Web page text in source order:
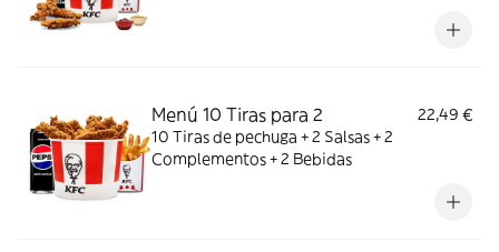
Menú 10 Tiras para 2
22,49 €
10 Tiras de pechuga + 2 Salsas + 2
Complementos + 2 Bebidas